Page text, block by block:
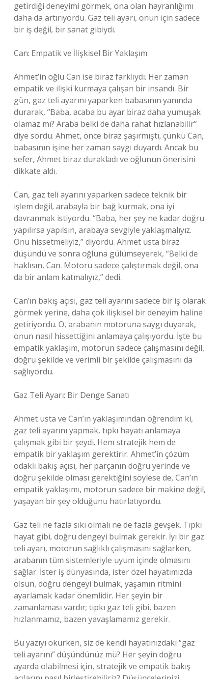
getirdiği deneyimi görmek, ona olan hayranlığımı
daha da artırıyordu. Gaz teli ayarı, onun için sadece
bir iş değil, bir sanat gibiydi.
Can: Empatik ve İlişkisel Bir Yaklaşım
Ahmet’in oğlu Can ise biraz farklıydı. Her zaman
empatik ve ilişki kurmaya çalışan bir insandı. Bir
gün, gaz teli ayarını yaparken babasının yanında
durarak, “Baba, acaba bu ayar biraz daha yumuşak
olamaz mı? Araba belki de daha rahat hızlanabilir”
diye sordu. Ahmet, önce biraz şaşırmıştı, çünkü Can,
babasının işine her zaman saygı duyardı. Ancak bu
sefer, Ahmet biraz durakladı ve oğlunun önerisini
dikkate aldı.
Can, gaz teli ayarını yaparken sadece teknik bir
işlem değil, arabayla bir bağ kurmak, ona iyi
davranmak istiyordu. “Baba, her şey ne kadar doğru
yapılırsa yapılsın, arabaya sevgiyle yaklaşmalıyız.
Onu hissetmeliyiz,” diyordu. Ahmet usta biraz
düşündü ve sonra oğluna gülümseyerek, “Belki de
haklısın, Can. Motoru sadece çalıştırmak değil, ona
da bir anlam katmalıyız,” dedi.
Can’ın bakış açısı, gaz teli ayarını sadece bir iş olarak
görmek yerine, daha çok ilişkisel bir deneyim haline
getiriyordu. O, arabanın motoruna saygı duyarak,
onun nasıl hissettiğini anlamaya çalışıyordu. İşte bu
empatik yaklaşım, motorun sadece çalışmasını değil,
doğru şekilde ve verimli bir şekilde çalışmasını da
sağlıyordu.
Gaz Teli Ayarı: Bir Denge Sanatı
Ahmet usta ve Can’ın yaklaşımından öğrendim ki,
gaz teli ayarını yapmak, tıpkı hayatı anlamaya
çalışmak gibi bir şeydi. Hem stratejik hem de
empatik bir yaklaşım gerektirir. Ahmet’in çözüm
odaklı bakış açısı, her parçanın doğru yerinde ve
doğru şekilde olması gerektiğini söylese de, Can’ın
empatik yaklaşımı, motorun sadece bir makine değil,
yaşayan bir şey olduğunu hatırlatıyordu.
Gaz teli ne fazla sıkı olmalı ne de fazla gevşek. Tıpkı
hayat gibi, doğru dengeyi bulmak gerekir. İyi bir gaz
teli ayarı, motorun sağlıklı çalışmasını sağlarken,
arabanın tüm sistemleriyle uyum içinde olmasını
sağlar. İster iş dünyasında, ister özel hayatımızda
olsun, doğru dengeyi bulmak, yaşamın ritmini
ayarlamak kadar önemlidir. Her şeyin bir
zamanlaması vardır; tıpkı gaz teli gibi, bazen
hızlanmamız, bazen yavaşlamamız gerekir.
Bu yazıyı okurken, siz de kendi hayatınızdaki “gaz
teli ayarını” düşündünüz mü? Her şeyin doğru
ayarda olabilmesi için, stratejik ve empatik bakış